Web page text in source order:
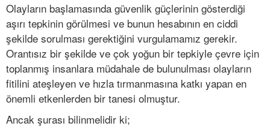
Olayların başlamasında güvenlik güçlerinin gösterdiği
aşırı tepkinin görülmesi ve bunun hesabının en ciddi
şekilde sorulması gerektiğini vurgulamamız gerekir.
Orantısız bir şekilde ve çok yoğun bir tepkiyle çevre için
toplanmış insanlara müdahale de bulunulması olayların
fitilini ateşleyen ve hızla tırmanmasına katkı yapan en
önemli etkenlerden bir tanesi olmuştur.
Ancak şurası bilinmelidir ki;